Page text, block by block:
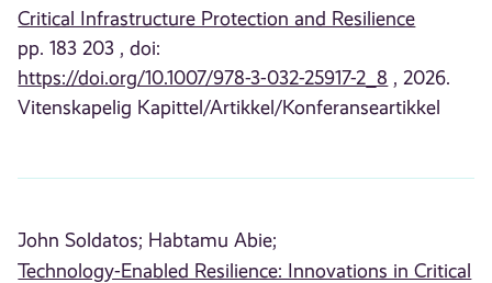
Critical Infrastructure Protection and Resilience
pp. 183 203 , doi:
https://doi.org/10.1007/978-3-032-25917-2_8 , 2026.
Vitenskapelig Kapittel/Artikkel/Konferanseartikkel
John Soldatos; Habtamu Abie;
Technology-Enabled Resilience: Innovations in Critical